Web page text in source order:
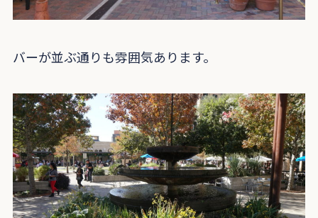
バーが並ぶ通りも雰囲気あります。